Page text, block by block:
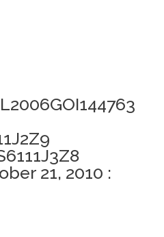
21, 2010 :